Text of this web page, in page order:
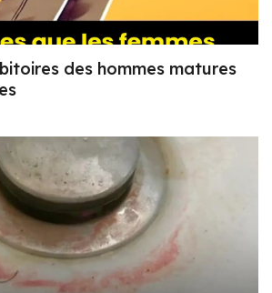
des hommes matures